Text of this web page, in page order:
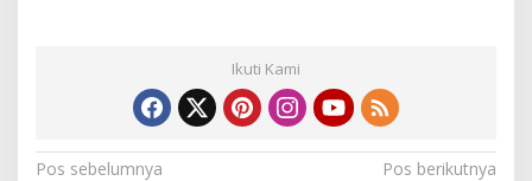
Ikuti Kami
Pos sebelumnya
Pos berikutnya